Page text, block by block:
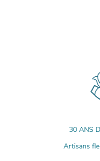
30 ANS
Artisans